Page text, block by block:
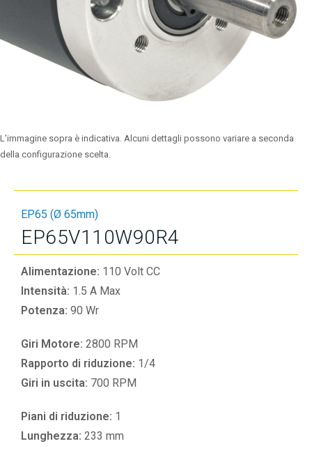
L’immagine sopra è indicativa. Alcuni dettagli possono variare a seconda
della configurazione scelta.
EP65 (Ø 65mm)
EP65V110W90R4
Alimentazione: 110 Volt CC
Intensità: 1.5 A Max
Potenza: 90 Wr
Giri Motore: 2800 RPM
Rapporto di riduzione: 1/4
Giri in uscita: 700 RPM
Piani di riduzione: 1
Lunghezza: 233 mm